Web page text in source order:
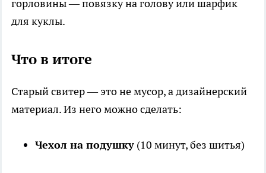
горловины — повязку на голову или шарфик
для куклы.
Что в итоге
Старый свитер — это не мусор, а дизайнерский
материал. Из него можно сделать:
Чехол на подушку (10 минут, без шитья)